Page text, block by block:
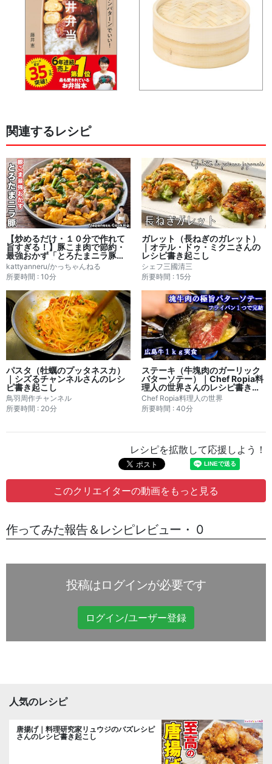
関連するレシピ
【炒めるだけ・１０分で作れて
旨すぎる！】豚こま肉で節約・
最強おかず「とろたまニラ豚炒
め」の作り方｜かっちゃんねる
さんのレシピ書き起こし
kattyanneru/かっちゃんねる
所要時間 : 10分
ガレット（長ねぎのガレット）
｜オテル・ドゥ・ミクニさんの
レシピ書き起こし
シェフ三國清三
所要時間 : 15分
パスタ（牡蠣のプッタネスカ）
｜シズるチャンネルさんのレシ
ピ書き起こし
鳥羽周作チャンネル
所要時間 : 20分
ステーキ（牛塊肉のガーリック
バターソテー）｜Chef Ropia料
理人の世界さんのレシピ書き起
こし
Chef Ropia料理人の世界
所要時間 : 40分
レシピを拡散して応援しよう！
このクリエイターの動画をもっと見る
作ってみた報告＆レシピレビュー・ 0
投稿はログインが必要です
ログイン/ユーザー登録
人気のレシピ
唐揚げ｜料理研究家リュウジのバズレシピ
さんのレシピ書き起こし